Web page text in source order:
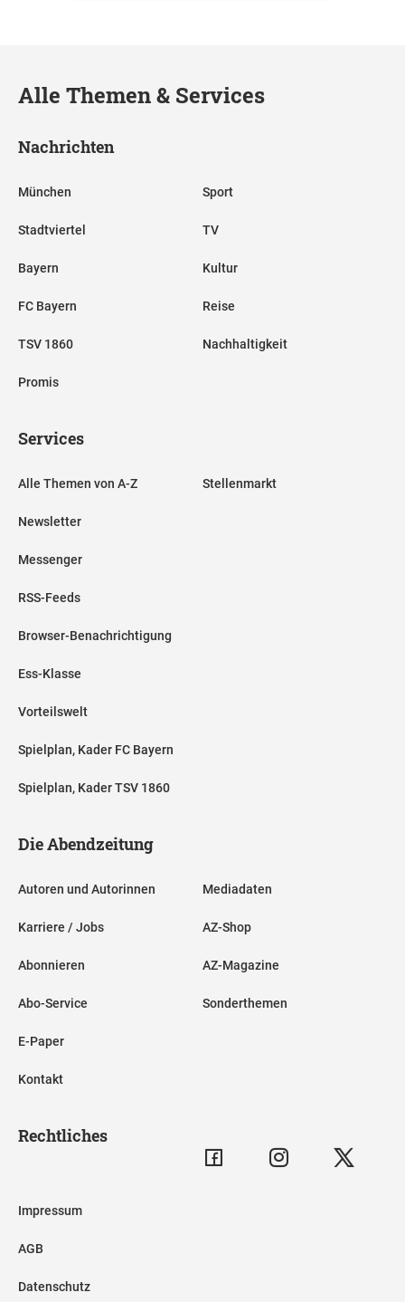
Alle Themen & Services
Nachrichten
München
Stadtviertel
Bayern
FC Bayern
TSV 1860
Promis
Sport
TV
Kultur
Reise
Nachhaltigkeit
Services
Alle Themen von A-Z
Newsletter
Messenger
RSS-Feeds
Browser-Benachrichtigung
Ess-Klasse
Vorteilswelt
Spielplan, Kader FC Bayern
Spielplan, Kader TSV 1860
Stellenmarkt
Die Abendzeitung
Autoren und Autorinnen
Karriere / Jobs
Abonnieren
Abo-Service
E-Paper
Kontakt
Mediadaten
AZ-Shop
AZ-Magazine
Sonderthemen
Rechtliches
Impressum
AGB
Datenschutz